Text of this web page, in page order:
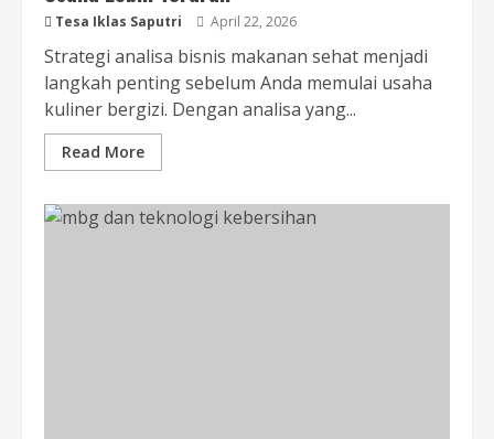
Tesa Iklas Saputri April 22, 2026
Strategi analisa bisnis makanan sehat menjadi
langkah penting sebelum Anda memulai usaha
kuliner bergizi. Dengan analisa yang...
Read More